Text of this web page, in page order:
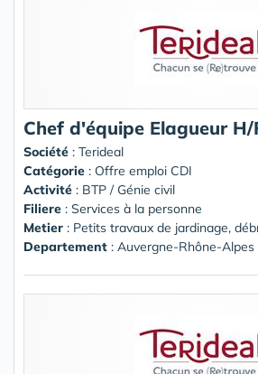
Chef d'équipe Elagueur H/
Société : Terideal
Catégorie : Offre emploi CDI
Activité : BTP / Génie civil
Filiere : Services à la personne
Metier : Petits travaux de jardinage,
Departement : Auvergne-Rhône-Alpes